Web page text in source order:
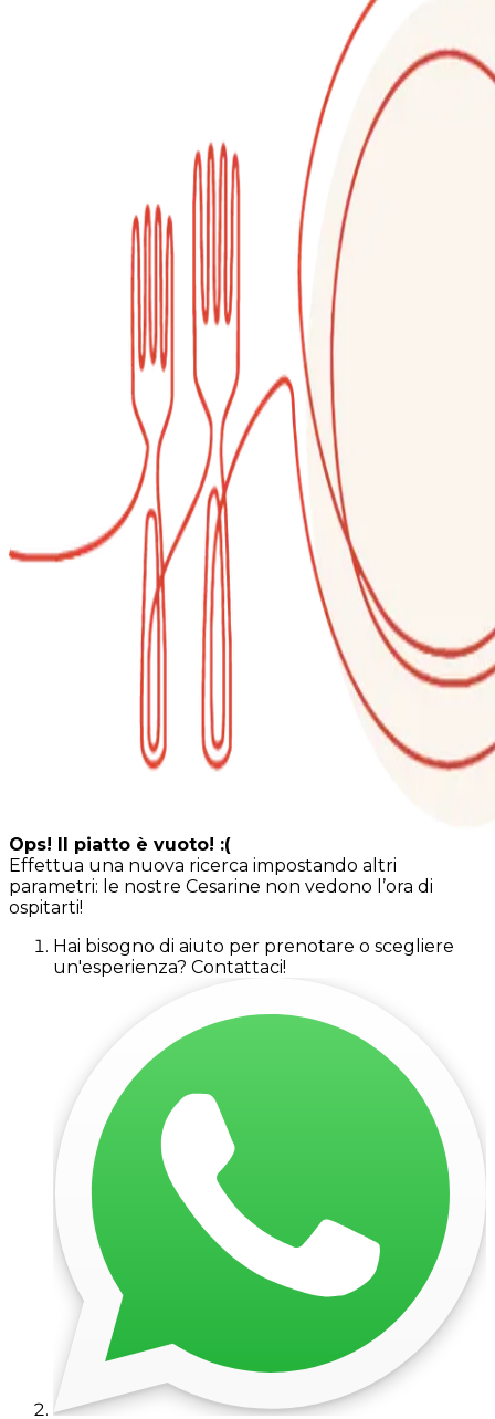
Ops! Il piatto è vuoto! :(
Effettua una nuova ricerca impostando altri
parametri: le nostre Cesarine non vedono l’ora di
ospitarti!
Hai bisogno di aiuto per prenotare o scegliere
un'esperienza? Contattaci!